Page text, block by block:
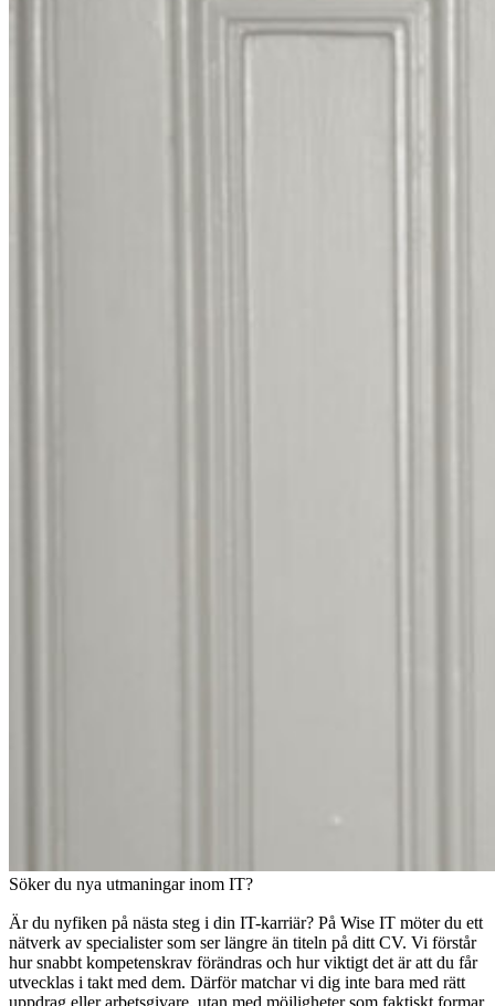
Söker du nya utmaningar inom IT?
Är du nyfiken på nästa steg i din IT-karriär? På Wise IT möter du ett
nätverk av specialister som ser längre än titeln på ditt CV. Vi förstår
hur snabbt kompetenskrav förändras och hur viktigt det är att du får
utvecklas i takt med dem. Därför matchar vi dig inte bara med rätt